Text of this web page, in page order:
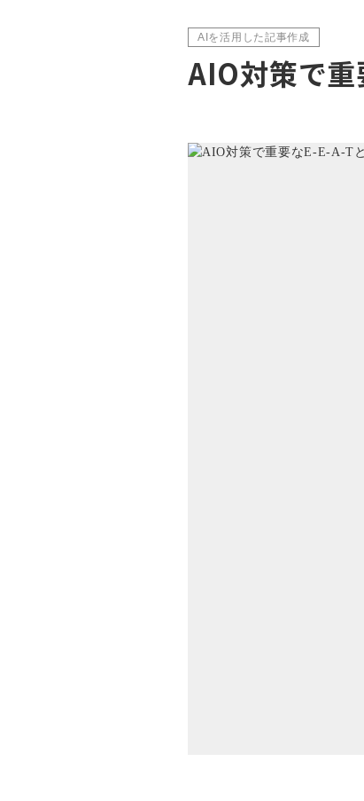
AIを活用した記事作成
AIO対策で